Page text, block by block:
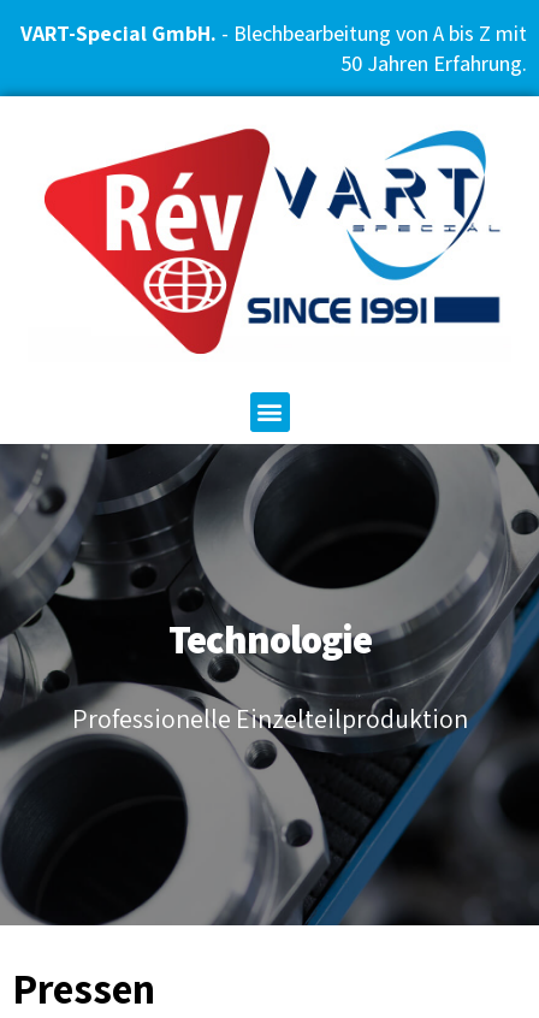
VART-Special GmbH. - Blechbearbeitung von A bis Z mit
50 Jahren Erfahrung.
Technologie
Professionelle Einzelteilproduktion
Pressen